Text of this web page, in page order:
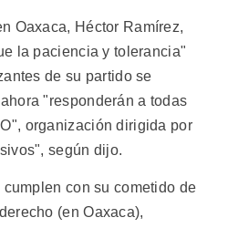
Oaxaca, Héctor Ramírez,
la paciencia y tolerancia"
de su partido se
"responderán a todas
organización dirigida por
según dijo.
con su cometido de
(en Oaxaca),